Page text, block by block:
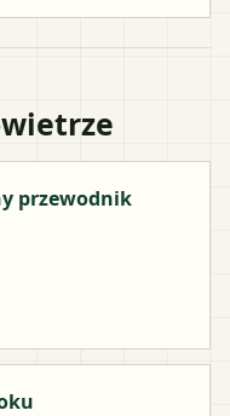
przewodnik